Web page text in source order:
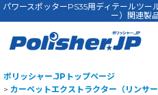
パワースポッターPS35用ディテールツ
ー）関連製
ポリッシャー.JPトップページ
> カーペットエクストラクター（リンサ